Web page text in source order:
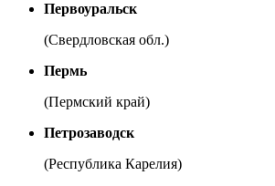
Первоуральск
(Свердловская обл.)
Пермь
(Пермский край)
Петрозаводск
(Республика Карелия)